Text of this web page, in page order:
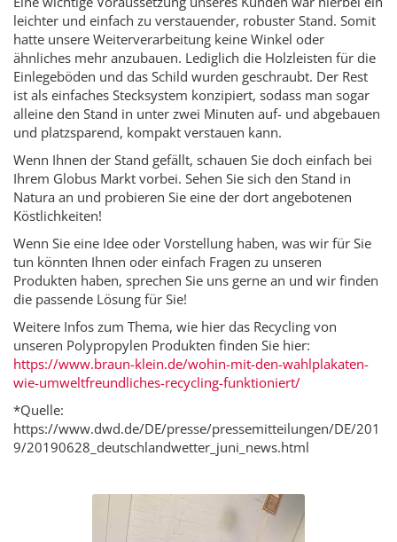
leichter und einfach zu verstauender, robuster Stand. Somit
hatte unsere Weiterverarbeitung keine Winkel oder
ähnliches mehr anzubauen. Lediglich die Holzleisten für die
Einlegeböden und das Schild wurden geschraubt. Der Rest
ist als einfaches Stecksystem konzipiert, sodass man sogar
alleine den Stand in unter zwei Minuten auf- und abgebauen
und platzsparend, kompakt verstauen kann.
Wenn Ihnen der Stand gefällt, schauen Sie doch einfach bei
Ihrem Globus Markt vorbei. Sehen Sie sich den Stand in
Natura an und probieren Sie eine der dort angebotenen
Köstlichkeiten!
Wenn Sie eine Idee oder Vorstellung haben, was wir für Sie
tun könnten Ihnen oder einfach Fragen zu unseren
Produkten haben, sprechen Sie uns gerne an und wir finden
die passende Lösung für Sie!
Weitere Infos zum Thema, wie hier das Recycling von
unseren Polypropylen Produkten finden Sie hier:
https://www.braun-klein.de/wohin-mit-den-wahlplakaten-
wie-umweltfreundliches-recycling-funktioniert/
*Quelle:
https://www.dwd.de/DE/presse/pressemitteilungen/DE/201
9/20190628_deutschlandwetter_juni_news.html